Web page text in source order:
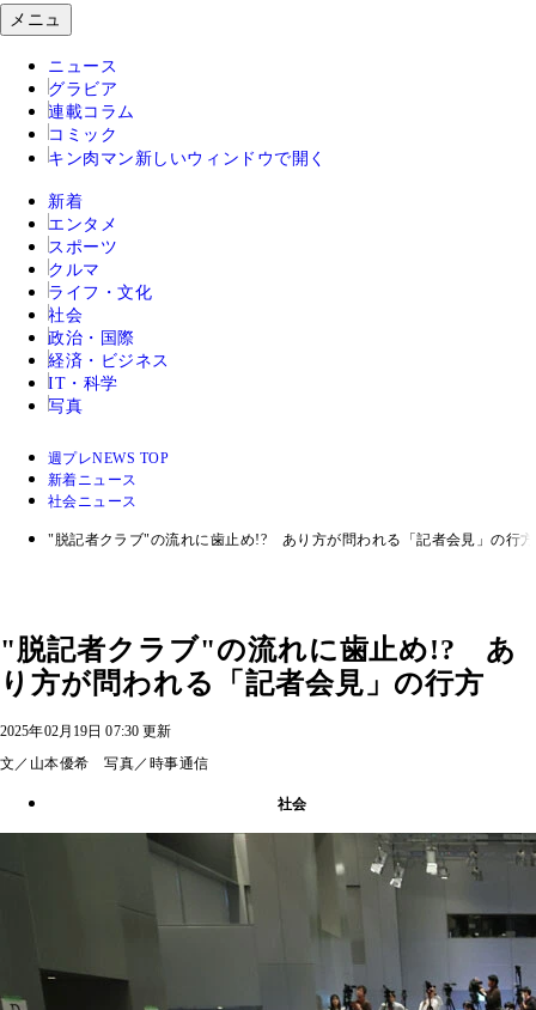
メニュ
ニュース
グラビア
連載コラム
コミック
キン肉マン 新しいウィンドウで開く
新着
エンタメ
スポーツ
クルマ
ライフ・文化
社会
政治・国際
経済・ビジネス
IT・科学
写真
週プレNEWS TOP
新着ニュース
社会ニュース
"脱記者クラブ"の流れに歯止め!? あり方が問われる「記者会見」の行方
"脱記者クラブ"の流れに歯止め!? あ
り方が問われる「記者会見」の行方
2025年02月19日 07:30 更新
文／山本優希 写真／時事通信
社会